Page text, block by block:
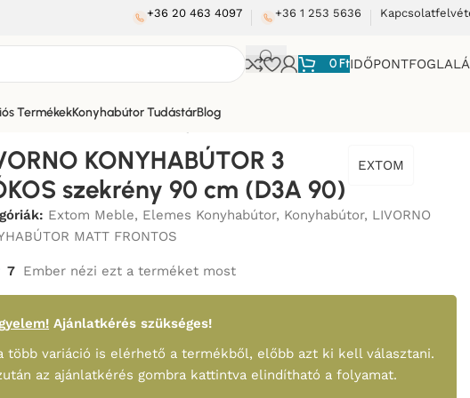
+36 20 463 4097 +36 1 253 5636
0Ft
TermékekKonyhabútor TudástárBlog
3 FIÓKOS szekrény 90 cm (D3A 90)
KONYHABÚTOR 3
szekrény 90 cm (D3A 90)
EXTOM
Extom Meble, Elemes Konyhabútor, Konyhabútor, LIVORNO
MATT FRONTOS
7 Ember nézi ezt a terméket most
Ajánlatkérés szükséges!
több variáció is elérhető a termékből, előbb azt ki kell választani.
az ajánlatkérés gombra kattintva elindítható a folyamat.